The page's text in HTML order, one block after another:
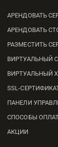
АРЕНДОВАТЬ
АРЕНДОВАТЬ
РАЗМЕСТИТЬ
ВИРТУАЛЬНЫЙ
ВИРТУАЛЬНЫЙ
SSL-
ПАНЕЛИ
СПОСОБЫ
АКЦИИ